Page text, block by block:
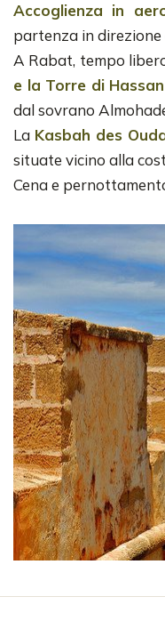
Accoglienza in
partenza in direzione
A Rabat, tempo
e la Torre di Hassan
dal sovrano
La Kasbah des
situate vicino alla
Cena e